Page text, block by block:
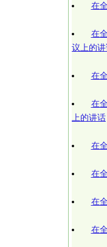
在
在
议上的
在
在
上的讲话
在
在
在
在